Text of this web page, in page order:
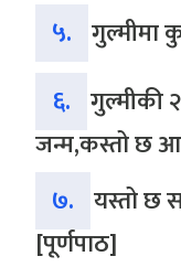
५. गुल्मीमा
६. गुल्मीकी
जन्म,कस्तो छ
७. यस्तो छ
[पूर्णपाठ]